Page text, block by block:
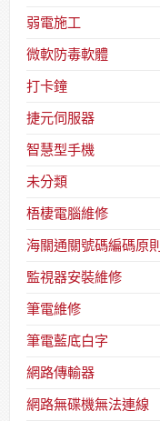
弱電施工
微軟防毒軟體
打卡鐘
捷元伺服器
智慧型手機
未分類
梧棲電腦維修
海關通關號碼編碼原則
監視器安裝維修
筆電維修
筆電藍底白字
網路傳輸器
網路無碟機無法連線